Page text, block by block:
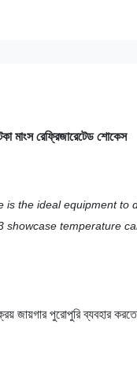
মাংস রেফ্রিজারেটেড শোকেস
is the ideal equipment to
showcase temperature
জায়গার পুরোপুরি ব্যবহার